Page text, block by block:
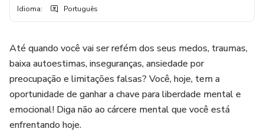
Idioma: Português
Até quando você vai ser refém dos seus medos, traumas,
baixa autoestimas, inseguranças, ansiedade por
preocupação e limitações falsas? Você, hoje, tem a
oportunidade de ganhar a chave para liberdade mental e
emocional! Diga não ao cárcere mental que você está
enfrentando hoje.